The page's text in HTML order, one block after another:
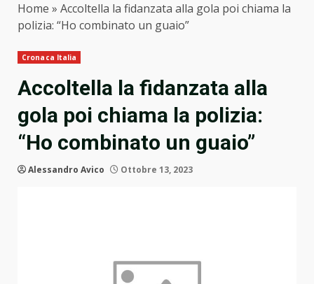
Home » Accoltella la fidanzata alla gola poi chiama la
polizia: “Ho combinato un guaio”
Cronaca Italia
Accoltella la fidanzata alla
gola poi chiama la polizia:
“Ho combinato un guaio”
Alessandro Avico Ottobre 13, 2023